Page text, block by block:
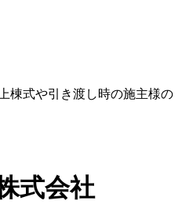
式会社